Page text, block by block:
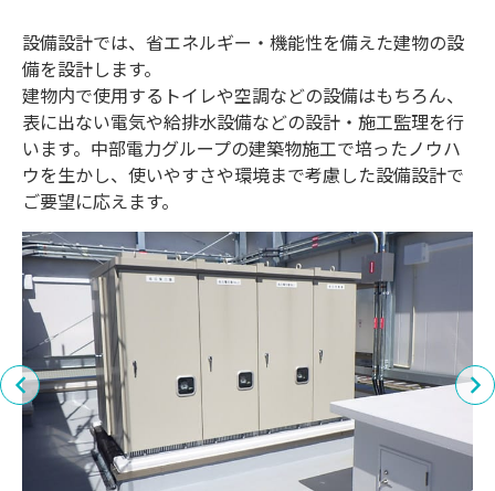
設備設計では、省エネルギー・機能性を備えた建物の設
備を設計します。
建物内で使用するトイレや空調などの設備はもちろん、
表に出ない電気や給排水設備などの設計・施工監理を行
います。中部電力グループの建築物施工で培ったノウハ
ウを生かし、使いやすさや環境まで考慮した設備設計で
ご要望に応えます。